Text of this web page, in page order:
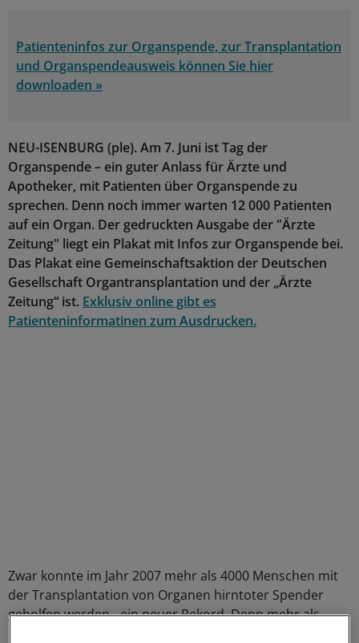
Patienteninfos zur Organspende, zur Transplantation
und Organspendeausweis können Sie hier
downloaden »
NEU-ISENBURG (ple). Am 7. Juni ist Tag der
Organspende – ein guter Anlass für Ärzte und
Apotheker, mit Patienten über Organspende zu
sprechen. Denn noch immer warten 12 000 Patienten
auf ein Organ. Der gedruckten Ausgabe der "Ärzte
Zeitung" liegt ein Plakat mit Infos zur Organspende bei.
Das Plakat eine Gemeinschaftsaktion der Deutschen
Gesellschaft Organtransplantation und der „Ärzte
Zeitung“ ist. Exklusiv online gibt es
Patienteninformatinen zum Ausdrucken.
Zwar konnte im Jahr 2007 mehr als 4000 Menschen mit
der Transplantation von Organen hirntoter Spender
geholfen werden - ein neuer Rekord. Denn mehr als